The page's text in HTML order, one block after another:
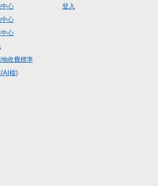
心
心
心
收費標準
檔)
登入